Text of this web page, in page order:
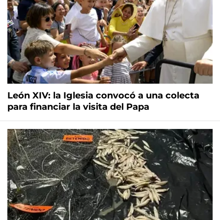
León XIV: la Iglesia convocó a una colecta
para financiar la visita del Papa